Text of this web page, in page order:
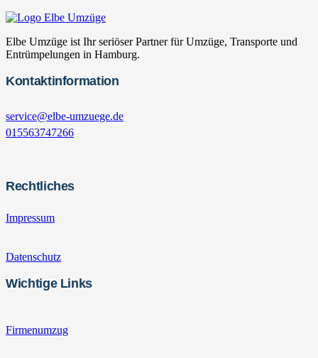
Elbe Umzüge ist Ihr seriöser Partner für Umzüge, Transporte und
Entrümpelungen in Hamburg.
Kontaktinformation
service@elbe-umzuege.de
015563747266
Rechtliches
Impressum
Datenschutz
Wichtige Links
Firmenumzug